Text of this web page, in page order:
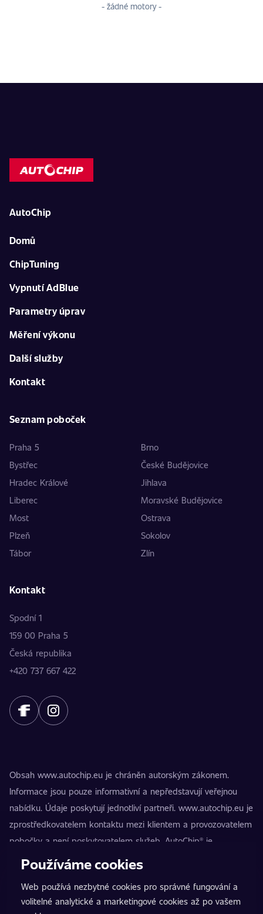
- žádné motory -
AutoChip
Domů
ChipTuning
Vypnutí AdBlue
Parametry úprav
Měření výkonu
Další služby
Kontakt
Seznam poboček
Praha 5
Brno
Bystřec
České Budějovice
Hradec Králové
Jihlava
Liberec
Moravské Budějovice
Most
Ostrava
Plzeň
Sokolov
Tábor
Zlín
Kontakt
Spodní 1
159 00 Praha 5
Česká republika
+420 737 667 422
Obsah www.autochip.eu je chráněn autorským zákonem.
Informace jsou pouze informativní a nepředstavují veřejnou
nabídku. Údaje poskytují jednotliví partneři. www.autochip.eu je
zprostředkovatelem kontaktu mezi klientem a provozovatelem
pobočky a není poskytovatelem služeb. AutoChip® je
registrovaná ochranná známka Petra Kučery. Úpravy, které
nezpůsobilosti vozidla k provozu na pozemních komunikacích.
Přesné informace poskytuje vždy konkrétní provozovatel
Používáme cookies
Web používá nezbytné cookies pro správné fungování a
volitelné analytické a marketingové cookies až po vašem